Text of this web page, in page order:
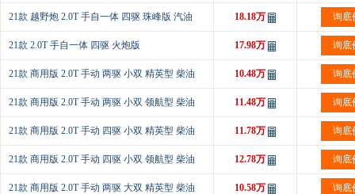
21款 越野炮 2.0T 手自一体 四驱 珠峰版 汽油 18.18万 询底
21款 2.0T 手自一体 四驱 火炮版 17.98万 询底
21款 商用版 2.0T 手动 两驱 小双 精英型 柴油 10.48万 询底
21款 商用版 2.0T 手动 两驱 小双 领航型 柴油 11.48万 询底
21款 商用版 2.0T 手动 四驱 小双 精英型 柴油 11.78万 询底
21款 商用版 2.0T 手动 四驱 小双 领航型 柴油 12.78万 询底
21款 商用版 2.0T 手动 两驱 大双 精英型 柴油 10.58万 询底